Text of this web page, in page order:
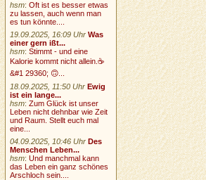
hsm:Oft ist es besser etwas
zu lassen, auch wenn man
es tun könnte....
19.09.2025, 16:09 Uhr Was
einer gern ißt...
hsm:Stimmt - und eine
Kalorie kommt nicht allein.☕
&#1 29360; 🙃...
18.09.2025, 11:50 Uhr Ewig
ist ein lange...
hsm:Zum Glück ist unser
Leben nicht dehnbar wie Zeit
und Raum. Stellt euch mal
eine...
04.09.2025, 10:46 Uhr Des
Menschen Leben...
hsm:Und manchmal kann
das Leben ein ganz schönes
Arschloch sein....